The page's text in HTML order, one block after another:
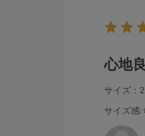
心地
サイズ：
サイズ感: